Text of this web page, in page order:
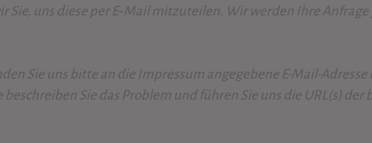
uns diese per E‑Mail mitzuteilen. Wir werden Ihre Anfrage
Sie uns bitte an die Impressum angegebene E-Mail-
Sie das Problem und führen Sie uns die URL(s)